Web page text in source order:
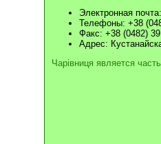
Электронная почта:
Телефоны: +38
Факс: +38 (0482)
Адрес:
Чарівниця является